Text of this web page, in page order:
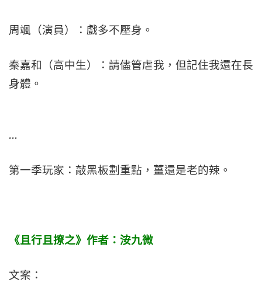
周颯（演員）：戲多不壓身。
秦嘉和（高中生）：請儘管虐我，但記住我還在長
身體。
…
第一季玩家：敲黑板劃重點，薑還是老的辣。
《且行且撩之》作者：洝九微
文案：